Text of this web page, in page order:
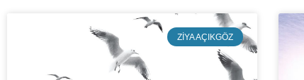
ZIYA AÇIKGÖZ